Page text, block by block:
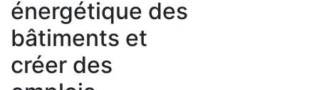
énergétique des
bâtiments et
créer des